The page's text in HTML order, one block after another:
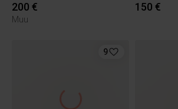
200 €
Muu
150 €
9